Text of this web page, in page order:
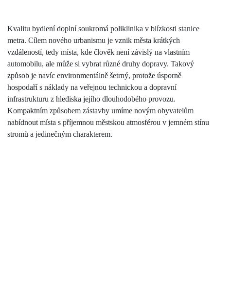
Kvalitu bydlení doplní soukromá poliklinika v blízkosti stanice
metra. Cílem nového urbanismu je vznik města krátkých
vzdáleností, tedy místa, kde člověk není závislý na vlastním
automobilu, ale může si vybrat různé druhy dopravy. Takový
způsob je navíc environmentálně šetrný, protože úsporně
hospodaří s náklady na veřejnou technickou a dopravní
infrastrukturu z hlediska jejího dlouhodobého provozu.
Kompaktním způsobem zástavby umíme novým obyvatelům
nabídnout místa s příjemnou městskou atmosférou v jemném stínu
stromů a jedinečným charakterem.